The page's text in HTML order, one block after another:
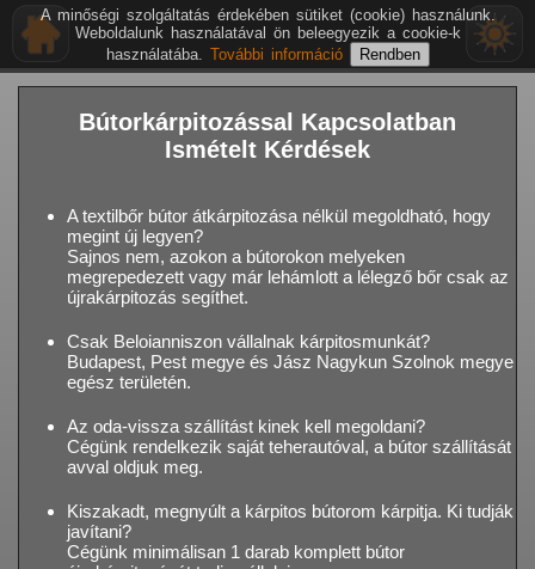
Bútorkárpitozással Kapcsolatban
Ismételt Kérdések
A textilbőr bútor átkárpitozása nélkül megoldható, hogy
megint új legyen?
Sajnos nem, azokon a bútorokon melyeken
megrepedezett vagy már lehámlott a lélegző bőr csak az
újrakárpitozás segíthet.
Csak Beloianniszon vállalnak kárpitosmunkát?
Budapest, Pest megye és Jász Nagykun Szolnok megye
egész területén.
Az oda-vissza szállítást kinek kell megoldani?
Cégünk rendelkezik saját teherautóval, a bútor szállítását
avval oldjuk meg.
Kiszakadt, megnyúlt a kárpitos bútorom kárpitja. Ki tudják
javítani?
Cégünk minimálisan 1 darab komplett bútor
A minőségi szolgáltatás érdekében sütiket (cookie) használunk.
Weboldalunk használatával ön beleegyezik a cookie-k
használatába. További információ